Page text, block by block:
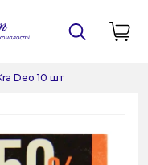
Deo 10 шт